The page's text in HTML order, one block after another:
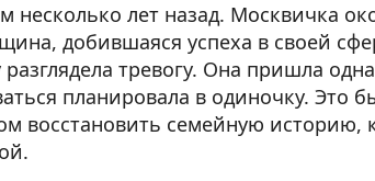
несколько лет назад. Москвичка
добившаяся успеха в своей
тревогу. Она пришла
планировала в одиночку. Это
восстановить семейную историю,